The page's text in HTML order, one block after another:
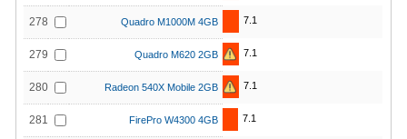
278 Quadro M1000M 4GB 7.1
279 Quadro M620 2GB 7.1
280 Radeon 540X Mobile 2GB 7.1
281 FirePro W4300 4GB 7.1